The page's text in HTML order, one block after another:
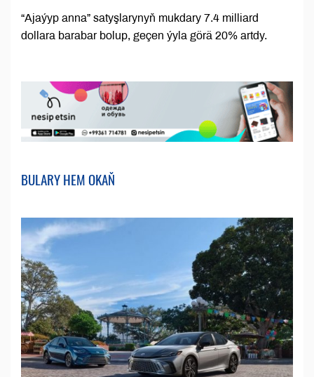
“Ajaýyp anna” satyşlarynyň mukdary 7.4 milliard
dollara barabar bolup, geçen ýyla görä 20% artdy.
BULARY HEM OKAŇ